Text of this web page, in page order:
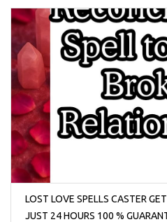
LOST LOVE SPELLS CASTER
JUST 24 HOURS 100 %